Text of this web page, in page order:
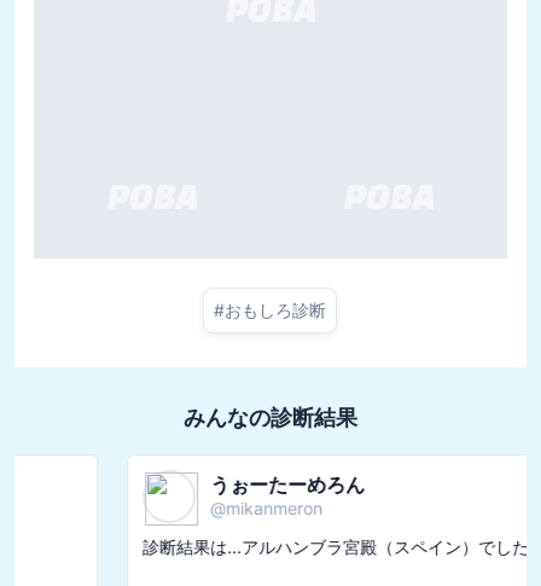
#おもしろ診断
みんなの診断結果
うぉーたーめろん
mikanmeron
診断結果は...アルハンブラ宮殿（スペイン）でした